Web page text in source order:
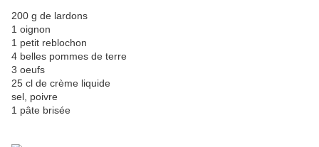
200 g de lardons
1 oignon
1 petit reblochon
4 belles pommes de terre
3 oeufs
25 cl de crème liquide
sel, poivre
1 pâte brisée